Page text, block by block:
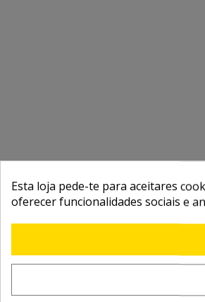
Esta loja pede-te para aceitares
oferecer funcionalidades sociais e